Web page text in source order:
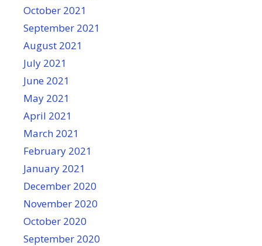
October 2021
September 2021
August 2021
July 2021
June 2021
May 2021
April 2021
March 2021
February 2021
January 2021
December 2020
November 2020
October 2020
September 2020